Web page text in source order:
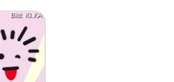
Bild: KI.KA